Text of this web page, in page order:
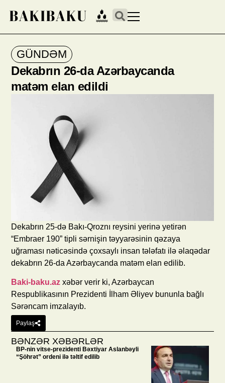
GÜNDƏM
Dekabrın 26-da Azərbaycanda
matəm elan edildi
Dekabrın 25-də Bakı-Qroznı reysini yerinə yetirən
“Embraer 190” tipli sərnişin təyyarəsinin qəzaya
uğraması nəticəsində çoxsaylı insan tələfatı ilə əlaqədar
dekabrın 26-da Azərbaycanda matəm elan edilib.
Baki-baku.az xəbər verir ki, Azərbaycan
Respublikasının Prezidenti İlham Əliyev bununla bağlı
Sərəncam imzalayıb.
Paylaş
BƏNZƏR XƏBƏRLƏR
BP-nin vitse-prezidenti Bəxtiyar Aslanbəyli
“Şöhrət” ordeni ilə təltif edilib